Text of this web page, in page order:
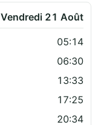
Vendredi 21 Août
05:14
06:30
13:33
17:25
20:34